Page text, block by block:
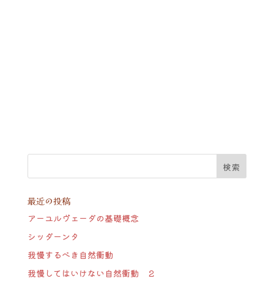
最近の投稿
アーユルヴェーダの基礎概念
シッダーンタ
我慢するべき自然衝動
我慢してはいけない自然衝動 ２